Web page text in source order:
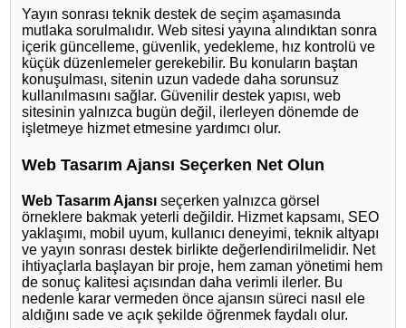
Yayın sonrası teknik destek de seçim aşamasında
mutlaka sorulmalıdır. Web sitesi yayına alındıktan sonra
içerik güncelleme, güvenlik, yedekleme, hız kontrolü ve
küçük düzenlemeler gerekebilir. Bu konuların baştan
konuşulması, sitenin uzun vadede daha sorunsuz
kullanılmasını sağlar. Güvenilir destek yapısı, web
sitesinin yalnızca bugün değil, ilerleyen dönemde de
işletmeye hizmet etmesine yardımcı olur.
Web Tasarım Ajansı Seçerken Net Olun
Web Tasarım Ajansı seçerken yalnızca görsel
örneklere bakmak yeterli değildir. Hizmet kapsamı, SEO
yaklaşımı, mobil uyum, kullanıcı deneyimi, teknik altyapı
ve yayın sonrası destek birlikte değerlendirilmelidir. Net
ihtiyaçlarla başlayan bir proje, hem zaman yönetimi hem
de sonuç kalitesi açısından daha verimli ilerler. Bu
nedenle karar vermeden önce ajansın süreci nasıl ele
aldığını sade ve açık şekilde öğrenmek faydalı olur.